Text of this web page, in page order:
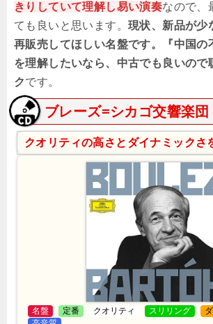
きりしていて理解し易い演奏なので、
ても良いと思います。 現状、新品が少
再販売してほしい名盤です。『中国の
を理解したいなら、中古でも良いので
クです。
ブレーズ=シカゴ交響楽団
クオリティの高さとダイナミックさ
名盤 定番 クオリティ スリリング